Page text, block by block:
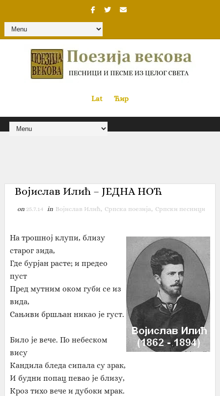
Lat« Ћир
Војислав Илић – ЈЕДНА НОЋ
on 25.7.14 in Војислав Илић, Српска поезија, Српски песници
На трошној клупи, близу
старог зида,
Где бурјан расте; и предео
пуст
Пред мутним оком губи се из
вида,
Сањиви бршљан никао је густ.
Било је вече. По небеском
вису
Кандила бледа сипала су зрак,
И будни попац певао је близу,
Кроз тихо вече и дубоки мрак.